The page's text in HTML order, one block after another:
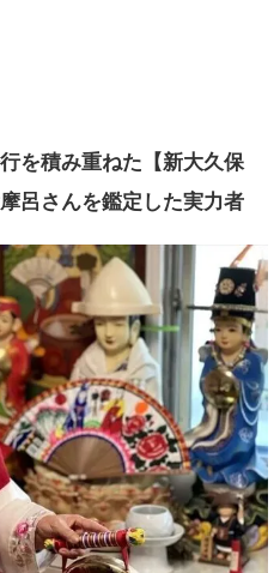
を積み重ねた【新大久保
呂さんを鑑定した実力者